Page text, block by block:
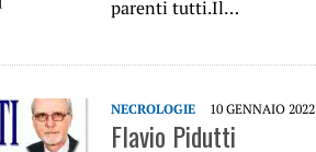
parenti tutti.Il…
NECROLOGIE 10 GENNAIO 2022
Flavio Pidutti